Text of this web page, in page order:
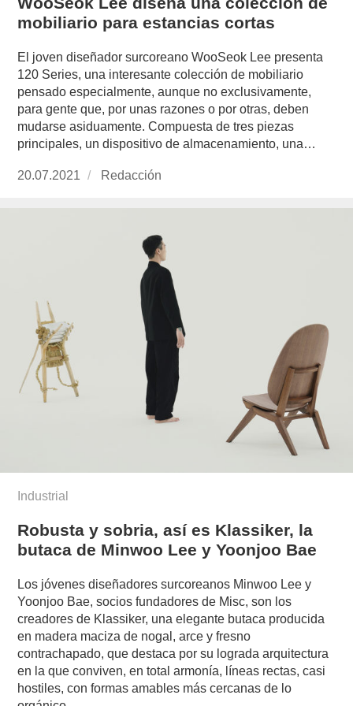
mobiliario para estancias cortas
El joven diseñador surcoreano WooSeok Lee presenta
120 Series, una interesante colección de mobiliario
pensado especialmente, aunque no exclusivamente,
para gente que, por unas razones o por otras, deben
mudarse asiduamente. Compuesta de tres piezas
principales, un dispositivo de almacenamiento, una…
Publicado
20.07.2021 https://www.experimenta.es/author/redaccion/
Redacción
Industrial
Robusta y sobria, así es Klassiker, la
butaca de Minwoo Lee y Yoonjoo Bae
Los jóvenes diseñadores surcoreanos Minwoo Lee y
Yoonjoo Bae, socios fundadores de Misc, son los
creadores de Klassiker, una elegante butaca producida
en madera maciza de nogal, arce y fresno
contrachapado, que destaca por su lograda arquitectura
en la que conviven, en total armonía, líneas rectas, casi
hostiles, con formas amables más cercanas de lo